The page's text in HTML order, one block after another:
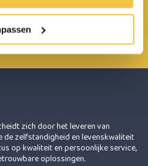
MP Milsbeek
zich door het leveren van
zelfstandigheid en levenskwaliteit
op kwaliteit en persoonlijke service,
oplossingen.